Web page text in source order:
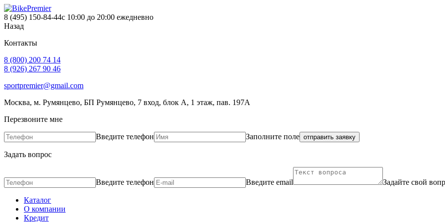
8 (495) 150-84-44с 10:00 до 20:00 ежедневно
Назад
Контакты
8 (800) 200 74 14
8 (926) 267 90 46
sportpremier@gmail.com
Москва, м. Румянцево, БП Румянцево, 7 вход, блок А, 1 этаж, пав. 197А
Перезвоните мне
Введите телефон Заполните поле отправить заявку
Задать вопрос
Введите телефон Введите email Задайте свой
Каталог
О компании
Кредит